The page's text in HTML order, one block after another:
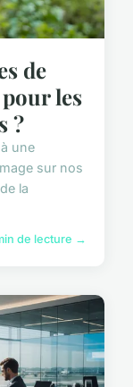
de
les
?
une
sur nos
la
de lecture →